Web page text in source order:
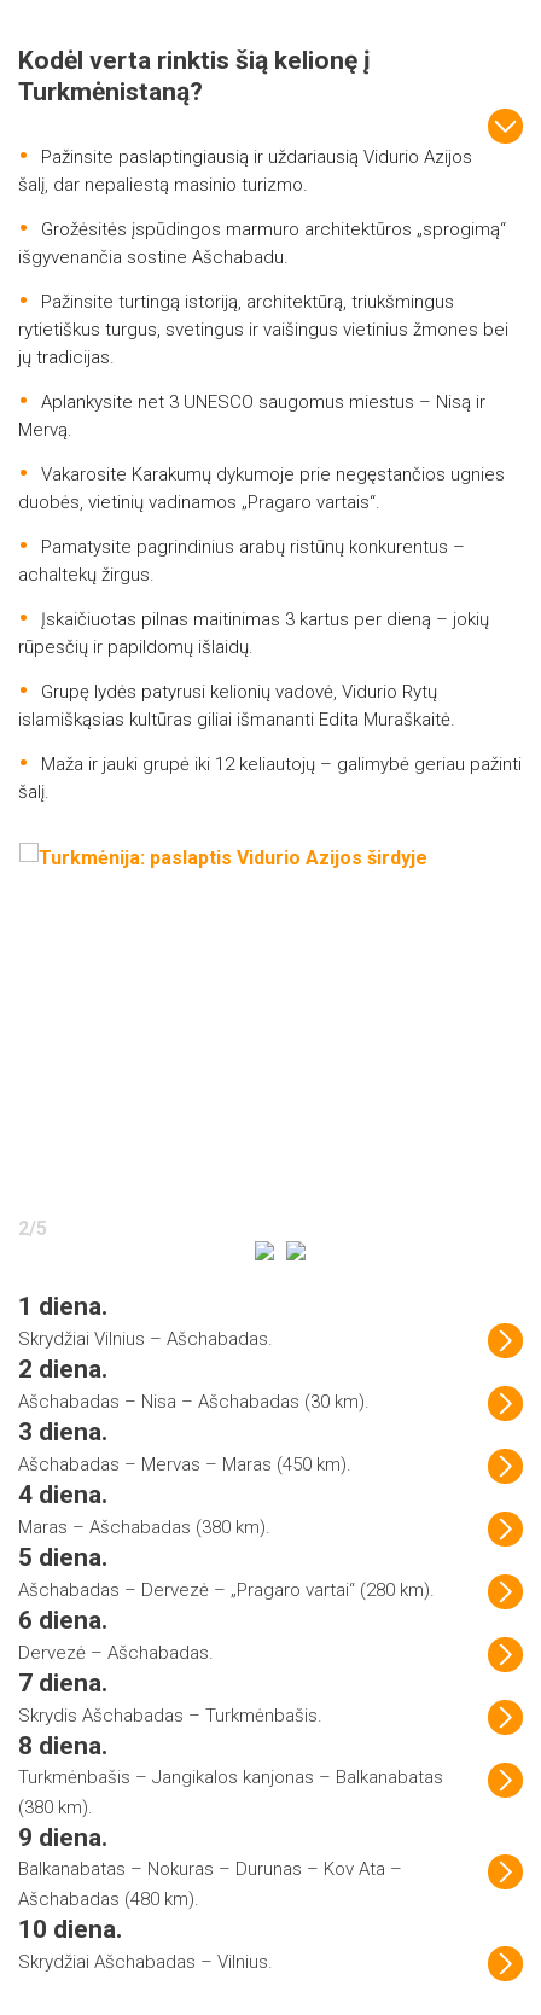
Kodėl verta rinktis šią kelionę į
Turkmėnistaną?
Pažinsite paslaptingiausią ir uždariausią Vidurio Azijos
šalį, dar nepaliestą masinio turizmo.
Grožėsitės įspūdingos marmuro architektūros „sprogimą“
išgyvenančia sostine Ašchabadu.
Pažinsite turtingą istoriją, architektūrą, triukšmingus
rytietiškus turgus, svetingus ir vaišingus vietinius žmones bei
jų tradicijas.
Aplankysite net 3 UNESCO saugomus miestus – Nisą ir
Mervą.
Vakarosite Karakumų dykumoje prie negęstančios ugnies
duobės, vietinių vadinamos „Pragaro vartais“.
Pamatysite pagrindinius arabų ristūnų konkurentus –
achaltekų žirgus.
Įskaičiuotas pilnas maitinimas 3 kartus per dieną – jokių
rūpesčių ir papildomų išlaidų.
Grupę lydės patyrusi kelionių vadovė, Vidurio Rytų
islamiškąsias kultūras giliai išmananti Edita Muraškaitė.
Maža ir jauki grupė iki 12 keliautojų – galimybė geriau pažinti
šalį.
2/5
1 diena.
Skrydžiai Vilnius – Ašchabadas.
2 diena.
Ašchabadas – Nisa – Ašchabadas (30 km).
3 diena.
Ašchabadas – Mervas – Maras (450 km).
4 diena.
Maras – Ašchabadas (380 km).
5 diena.
Ašchabadas – Dervezė – „Pragaro vartai“ (280 km).
6 diena.
Dervezė – Ašchabadas.
7 diena.
Skrydis Ašchabadas – Turkmėnbašis.
8 diena.
Turkmėnbašis – Jangikalos kanjonas – Balkanabatas
(380 km).
9 diena.
Balkanabatas – Nokuras – Durunas – Kov Ata –
Ašchabadas (480 km).
10 diena.
Skrydžiai Ašchabadas – Vilnius.